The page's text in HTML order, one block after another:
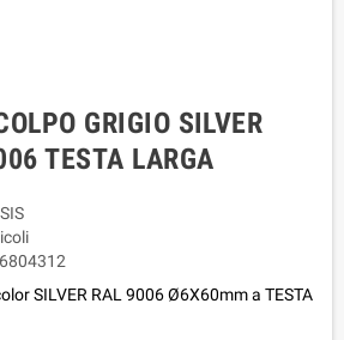
GRIGIO SILVER
TESTA LARGA
SILVER RAL 9006 Ø6X60mm a TESTA